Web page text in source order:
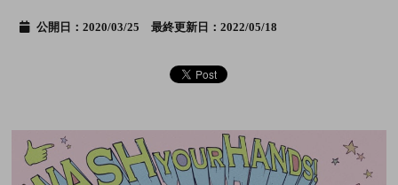
公開日：2020/03/25 最終更新日：2022/05/18